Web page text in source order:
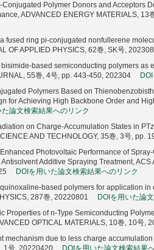
Conjugated Polymer Donors and Acceptors
ADVANCED ENERGY MATERIALS, 13
fused ring pi-conjugated nonfullerene
OF APPLIED PHYSICS, 62巻, SK号,
based semiconducting polymers as
55巻, 4号, pp. 443-450, 202304
Polymers Based on
for Achieving High Backbone Order and
た論文検索結果へのリンク
on Charge-Accumulation States in
AND TECHNOLOGY, 35巻, 3号, pp.
Photovoltaic Performance of
Additive Spraying Treatment, ACS
DOIを用いた論文検索結果へのリンク
based polymers for application in
287巻, 20220801
DOIを用いた論
Properties of n-Type Semiconducting
OPTICAL MATERIALS, 10巻, 10号,
mechanism due to less charge
1号, 20220420
DOIを用いた論文検索結果